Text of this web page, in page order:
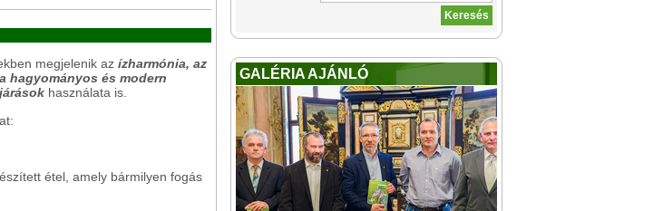
megjelenik az ízharmónia, az
hagyományos és modern
használata is.
étel, amely bármilyen fogás
GALÉRIA AJÁNLÓ